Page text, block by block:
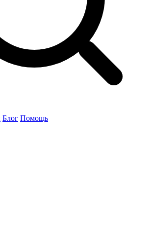
Блог Помощь